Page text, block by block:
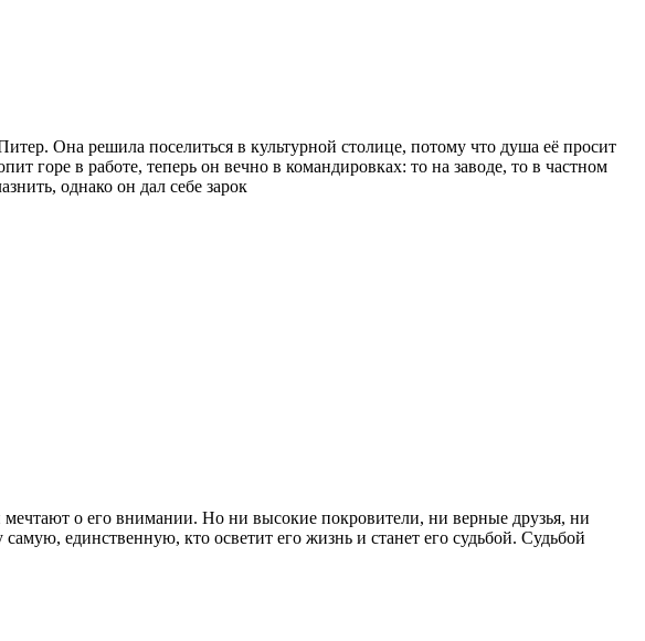
Она решила поселиться в культурной столице, потому что душа её просит
горе в работе, теперь он вечно в командировках: то на заводе, то в частном
однако он дал себе зарок
о его внимании. Но ни высокие покровители, ни верные друзья, ни
единственную, кто осветит его жизнь и станет его судьбой. Судьбой